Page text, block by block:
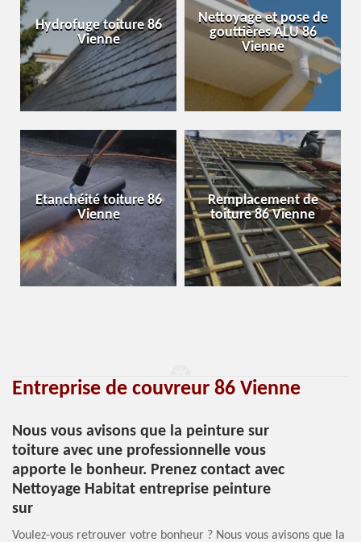
Hydrofuge toiture 86
Vienne
Nettoyage et pose de
gouttières ALU 86
Vienne
Etanchéité toiture 86
Vienne
Remplacement de
toiture 86 Vienne
Entreprise de couvreur 86 Vienne
Nous vous avisons que la peinture sur
toiture avec une professionnelle vous
apporte le bonheur. Prenez contact avec
Nettoyage Habitat entreprise peinture
sur
Voulez-vous retrouver votre bonheur ? Nous vous avisons que la